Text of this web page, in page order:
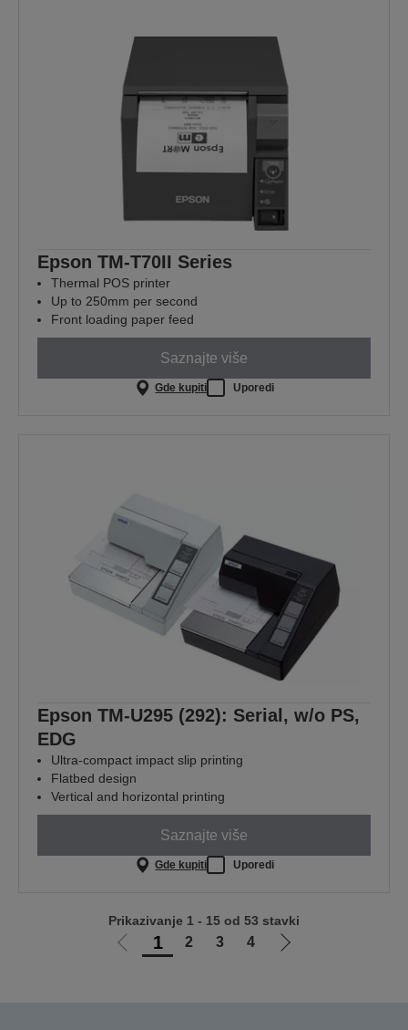
Epson TM-T70II Series
Thermal POS printer
Up to 250mm per second
Front loading paper feed
Saznajte više
Gde kupiti Uporedi
Epson TM-U295 (292): Serial, w/o PS,
EDG
Ultra-compact impact slip printing
Flatbed design
Vertical and horizontal printing
Saznajte više
Gde kupiti Uporedi
Idi
1 2 3 4
Idi
Prikazivanje 1 - 15 od 53 stavki